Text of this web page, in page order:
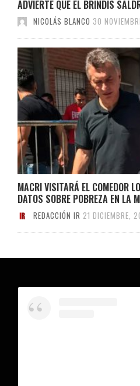
ADVIERTE QUE EL BRINDIS
NICOLÁS BLANCO 30
MACRI VISITARÁ EL COMEDOR
DATOS SOBRE POBREZA EN LA
REDACCIÓN IR 21 DICIEMBRE,